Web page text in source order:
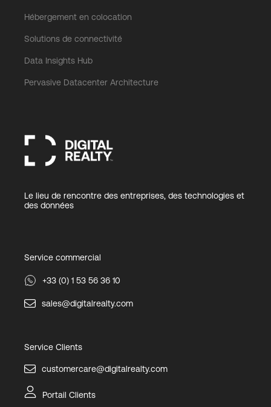
Hébergement en colocation
Solutions de connectivité
Data Insights Hub
Pervasive Datacenter Architecture
Le lieu de rencontre des entreprises, des technologies et
des données
Service commercial
+33 (0) 1 53 56 36 10
sales@digitalrealty.com
Service Clients
customercare@digitalrealty.com
Portail Clients